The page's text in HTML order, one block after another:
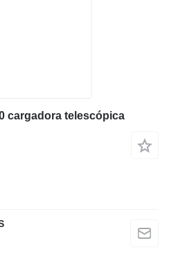
cargadora telescópica